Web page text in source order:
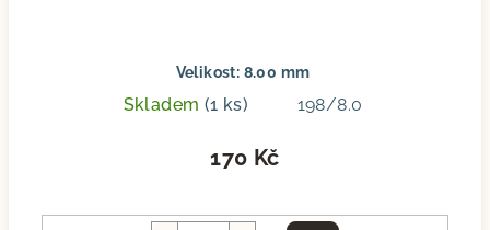
Velikost: 8.00 mm
Skladem (1 ks) 198/8.0
170 Kč